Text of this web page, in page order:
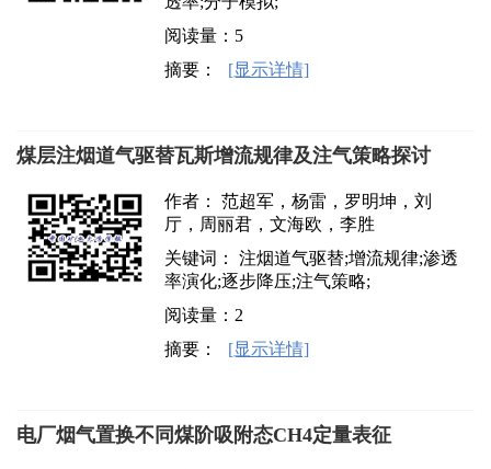
阅读量： 5
摘要：
[显示详情]
煤层注烟道气驱替瓦斯增流规律及注气策略探讨
作者： 范超军，杨雷，罗明坤，刘
厅，周丽君，文海欧，李胜
关键词： 注烟道气驱替;增流规律;渗透
率演化;逐步降压;注气策略;
阅读量： 2
摘要：
[显示详情]
电厂烟气置换不同煤阶吸附态CH4定量表征